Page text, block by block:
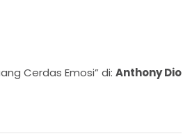
Cerdas Emosi” di: Anthony Dio